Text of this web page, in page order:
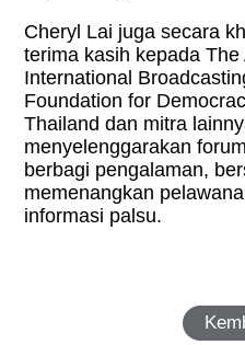
Cheryl Lai juga secara
terima kasih kepada
International
Foundation for
Thailand dan mitra
menyelenggarakan
berbagi pengalaman,
memenangkan
informasi palsu.